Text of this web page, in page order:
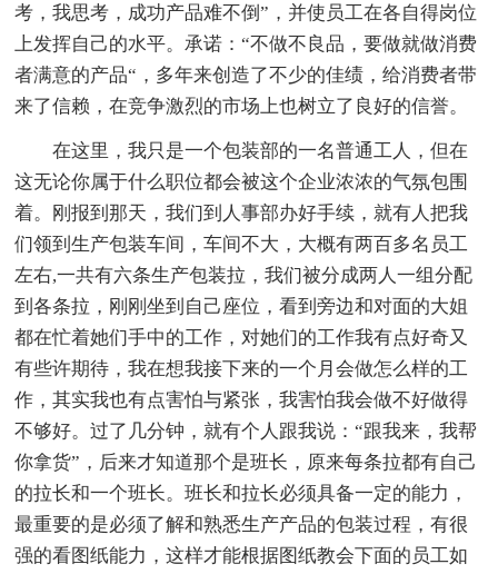
考，我思考，成功产品难不倒”，并使员工在各自得岗位
上发挥自己的水平。承诺：“不做不良品，要做就做消费
者满意的产品“，多年来创造了不少的佳绩，给消费者带
来了信赖，在竞争激烈的市场上也树立了良好的信誉。
在这里，我只是一个包装部的一名普通工人，但在
这无论你属于什么职位都会被这个企业浓浓的气氛包围
着。刚报到那天，我们到人事部办好手续，就有人把我
们领到生产包装车间，车间不大，大概有两百多名员工
左右,一共有六条生产包装拉，我们被分成两人一组分配
到各条拉，刚刚坐到自己座位，看到旁边和对面的大姐
都在忙着她们手中的工作，对她们的工作我有点好奇又
有些许期待，我在想我接下来的一个月会做怎么样的工
作，其实我也有点害怕与紧张，我害怕我会做不好做得
不够好。过了几分钟，就有个人跟我说：“跟我来，我帮
你拿货”，后来才知道那个是班长，原来每条拉都有自己
的拉长和一个班长。班长和拉长必须具备一定的能力，
最重要的是必须了解和熟悉生产产品的包装过程，有很
强的看图纸能力，这样才能根据图纸教会下面的员工如